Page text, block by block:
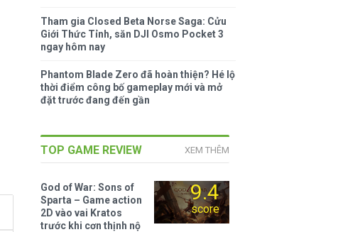
Tham gia Closed Beta Norse Saga: Cửu
Giới Thức Tỉnh, săn DJI Osmo Pocket 3
ngay hôm nay
Phantom Blade Zero đã hoàn thiện? Hé lộ
thời điểm công bố gameplay mới và mở
đặt trước đang đến gần
TOP GAME REVIEW XEM THÊM
9.4
score
God of War: Sons of
Sparta – Game action
2D vào vai Kratos
trước khi cơn thịnh nộ